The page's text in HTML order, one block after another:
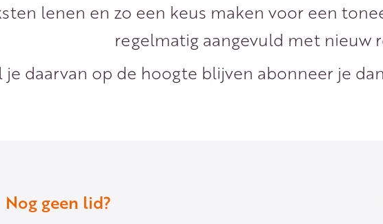
lenen en zo een keus maken voor een
regelmatig aangevuld met nieuw
je daarvan op de hoogte blijven abonneer je
Nog geen lid?